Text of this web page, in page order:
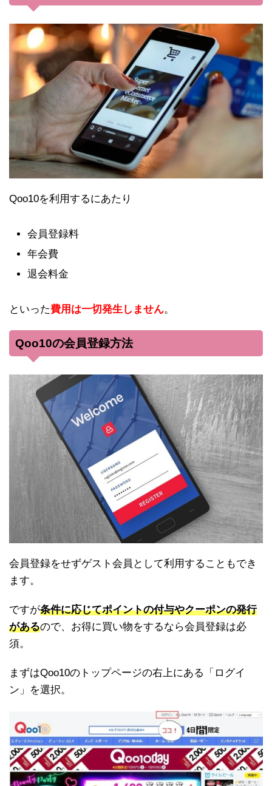
Qoo10を利用するにあたり
会員登録料
年会費
退会料金
といった費用は一切発生しません。
Qoo10の会員登録方法
会員登録をせずゲスト会員として利用することもでき
ます。
ですが条件に応じてポイントの付与やクーポンの発行
があるので、お得に買い物をするなら会員登録は必
須。
まずはQoo10のトップページの右上にある「ログイ
ン」を選択。